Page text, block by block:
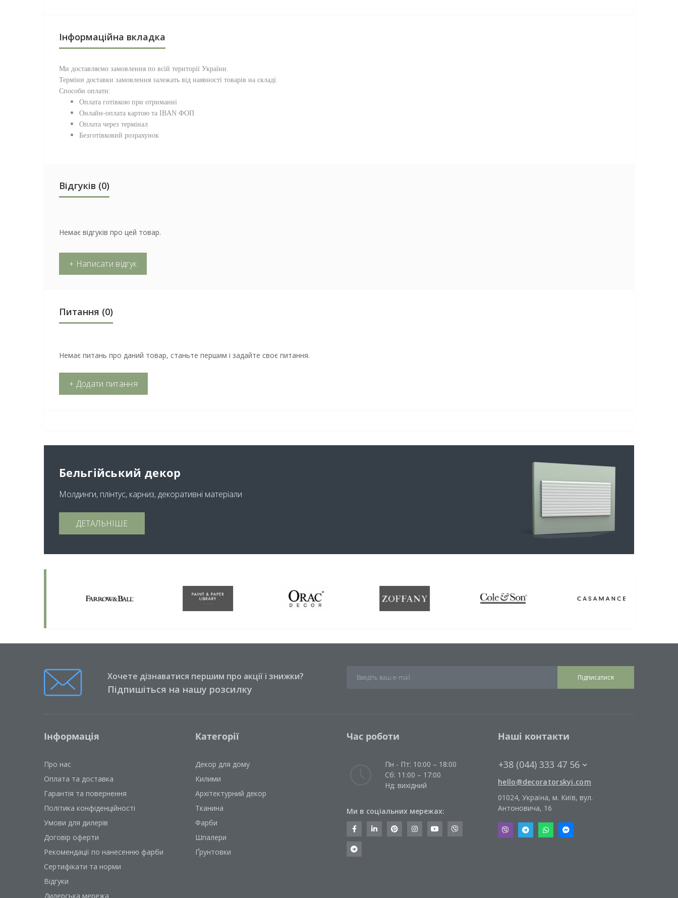
Інформаційна вкладка
Ми доставляємо замовлення по всій території України.
Терміни доставки замовлення залежать від наявності товарів на складі.
Способи оплати:
Оплата готівкою при отриманні
Онлайн-оплата картою та IBAN ФОП
Оплата через термінал
Безготівковий розрахунок
Відгуків (0)
Немає відгуків про цей товар.
+ Написати відгук
Питання (0)
Немає питань про даний товар, станьте першим і задайте своє питання.
+ Додати питання
Бельгійський декор
Молдинги, плінтус, карниз, декоративні матеріали
ДЕТАЛЬНІШЕ
Хочете дізнаватися першим про акції і знижки?
Підпишіться на нашу розсилку
Підписатися
Інформація
Про нас
Оплата та доставка
Гарантія та повернення
Політика конфіденційності
Умови для дилерів
Договір оферти
Рекомендації по нанесенню фарби
Сертифікати та норми
Відгуки
Дилерська мережа
Категорії
Декор для дому
Килими
Архітектурний декор
Тканина
Фарби
Шпалери
Ґрунтовки
Час роботи
Пн - Пт: 10:00 – 18:00
Сб: 11:00 – 17:00
Нд: вихідний
Ми в соціальних мережах:
Наші контакти
+38 (044) 333 47 56
hello@decoratorskyi.com
01024, Україна, м. Київ, вул.
Антоновича, 16